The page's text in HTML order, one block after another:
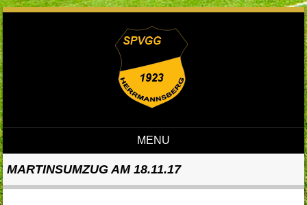
MENU
MARTINSUMZUG AM 18.11.17